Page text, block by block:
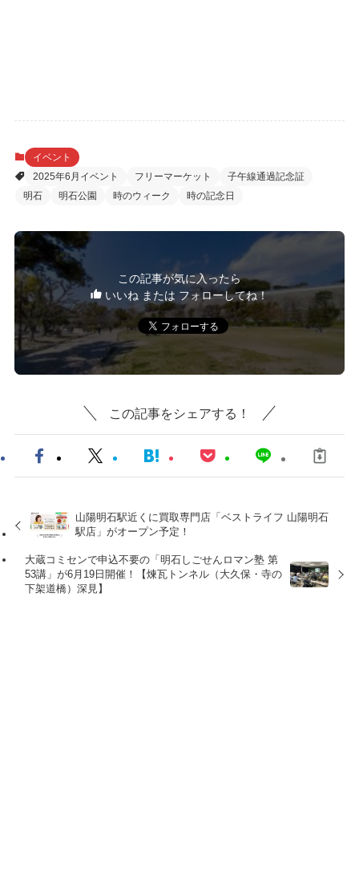
イベント
2025年6月イベント
フリーマーケット
子午線通過記念証
明石
明石公園 時のウィーク 時の記念日
この記事が気に入ったら
いいね または フォローしてね！
この記事をシェアする！
山陽明石駅近くに買取専門店「ベストライフ 山陽明石
駅店」がオープン予定！
大蔵コミセンで申込不要の「明石しごせんロマン塾 第
53講」が6月19日開催！【煉瓦トンネル（大久保・寺の
下架道橋）深見】